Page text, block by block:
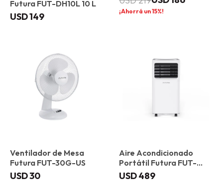
Futura FUT-DH10L 10 L
USD149 15
Ventilador de Mesa
Futura FUT-30G-US
USD30
Aire Acondicionado
Portátil Futura FUT-
AP12FC 12000 BTU
USD489